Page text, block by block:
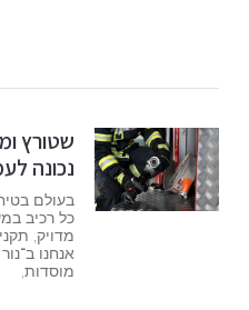
שטורץ
נכונה
בעולם
כל רכיב
מדויק,
אנחנו
מוסדות,